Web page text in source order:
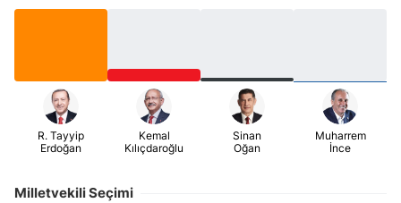
Milletvekili Seçimi